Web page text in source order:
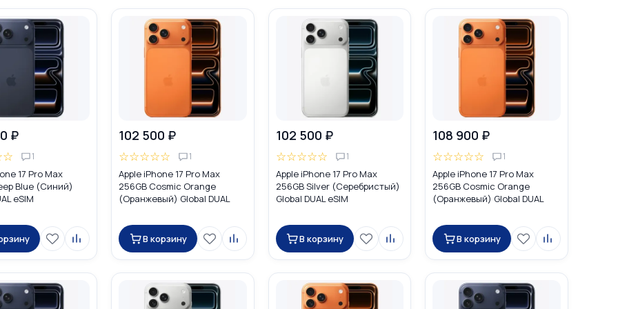
₽
☆ 1
17 Pro Max
Blue (Синий)
eSIM
102 500 ₽
☆☆☆☆☆ 1
Apple iPhone 17 Pro Max
256GB Cosmic Orange
(Оранжевый) Global DUAL
В корзину
102 500 ₽
☆☆☆☆☆ 1
Apple iPhone 17 Pro Max
256GB Silver (Серебристый)
Global DUAL eSIM
В корзину
108 900 ₽
☆☆☆☆☆ 1
Apple iPhone 17 Pro Max
256GB Cosmic Orange
(Оранжевый) Global DUAL
В корзину